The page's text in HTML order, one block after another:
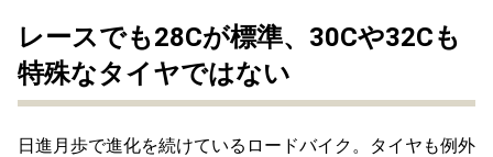
レースでも28Cが標準、30Cや32Cも
特殊なタイヤではない
日進月歩で進化を続けているロードバイク。タイヤも例外